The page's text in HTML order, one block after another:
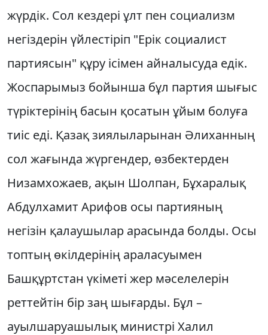
жүрдiк. Сол кездерi ұлт пен социализм
негiздерiн үйлестiрiп "Ерiк социалист
партиясын" құру iсiмен айналысуда едiк.
Жоспарымыз бойынша бұл партия шығыс
түрiктерiнiң басын қосатын ұйым болуға
тиiс едi. Қазақ зиялыларынан Әлиханның
сол жағында жүргендер, өзбектерден
Низамхожаев, ақын Шолпан, Бұхаралық
Абдулхамит Арифов осы партияның
негiзiн қалаушылар арасында болды. Осы
топтың өкiлдерiнiң араласуымен
Башқұртстан үкiметi жер мәселелерiн
реттейтiн бiр заң шығарды. Бұл –
ауылшаруашылық министрi Халил